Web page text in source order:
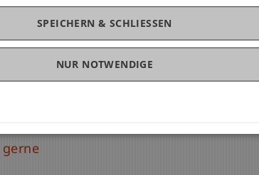
SPEICHERN & SCHLIESSEN
NUR NOTWENDIGE